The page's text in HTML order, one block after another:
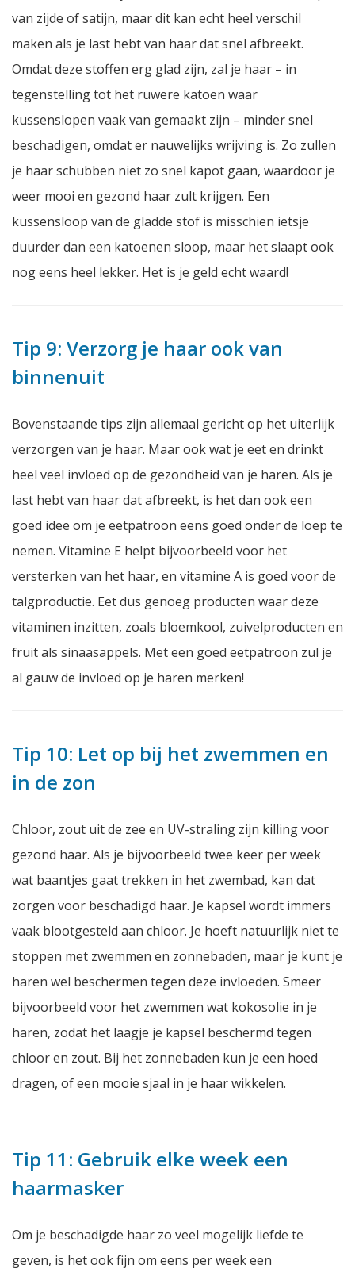
van zijde of satijn, maar dit kan echt heel verschil
maken als je last hebt van haar dat snel afbreekt.
Omdat deze stoffen erg glad zijn, zal je haar – in
tegenstelling tot het ruwere katoen waar
kussenslopen vaak van gemaakt zijn – minder snel
beschadigen, omdat er nauwelijks wrijving is. Zo zullen
je haar schubben niet zo snel kapot gaan, waardoor je
weer mooi en gezond haar zult krijgen. Een
kussensloop van de gladde stof is misschien ietsje
duurder dan een katoenen sloop, maar het slaapt ook
nog eens heel lekker. Het is je geld echt waard!
Tip 9: Verzorg je haar ook van
binnenuit
Bovenstaande tips zijn allemaal gericht op het uiterlijk
verzorgen van je haar. Maar ook wat je eet en drinkt
heel veel invloed op de gezondheid van je haren. Als je
last hebt van haar dat afbreekt, is het dan ook een
goed idee om je eetpatroon eens goed onder de loep te
nemen. Vitamine E helpt bijvoorbeeld voor het
versterken van het haar, en vitamine A is goed voor de
talgproductie. Eet dus genoeg producten waar deze
vitaminen inzitten, zoals bloemkool, zuivelproducten en
fruit als sinaasappels. Met een goed eetpatroon zul je
al gauw de invloed op je haren merken!
Tip 10: Let op bij het zwemmen en
in de zon
Chloor, zout uit de zee en UV-straling zijn killingvoor
gezond haar. Als je bijvoorbeeld twee keer per week
wat baantjes gaat trekken in het zwembad, kan dat
zorgen voor beschadigd haar. Je kapsel wordt immers
vaak blootgesteld aan chloor. Je hoeft natuurlijk niet te
stoppen met zwemmen en zonnebaden, maar je kunt je
haren wel beschermen tegen deze invloeden. Smeer
bijvoorbeeld voor het zwemmen wat kokosolie in je
haren, zodat het laagje je kapsel beschermd tegen
chloor en zout. Bij het zonnebaden kun je een hoed
dragen, of een mooie sjaal in je haar wikkelen.
Tip 11: Gebruik elke week een
haarmasker
Om je beschadigde haar zo veel mogelijk liefde te
geven, is het ook fijn om eens per week een